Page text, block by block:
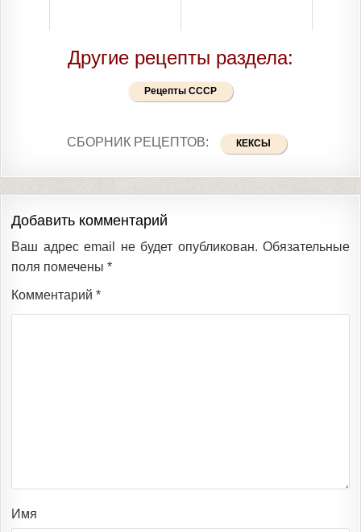
Другие рецепты раздела:
Рецепты СССР
СБОРНИК РЕЦЕПТОВ: КЕКСЫ
Добавить комментарий
Ваш адрес email не будет опубликован. Обязательные
поля помечены *
Комментарий *
Имя